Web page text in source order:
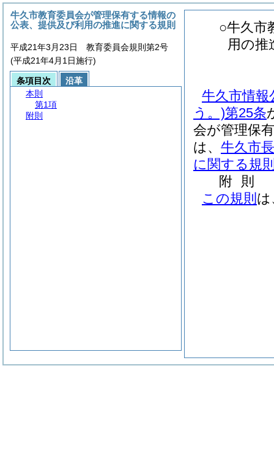
○牛久市
用の推
牛久市情報
う。)第25条
会が管理保
は、 牛久市
に関する規
附 則
この規則 は
牛久市教育委員会が管理保有する情報の
公表、提供及び利用の推進に関する規則
平成21年3月23日 教育委員会規則第2号
(平成21年4月1日施行)
条項目次
沿革
本則
第1項
附則